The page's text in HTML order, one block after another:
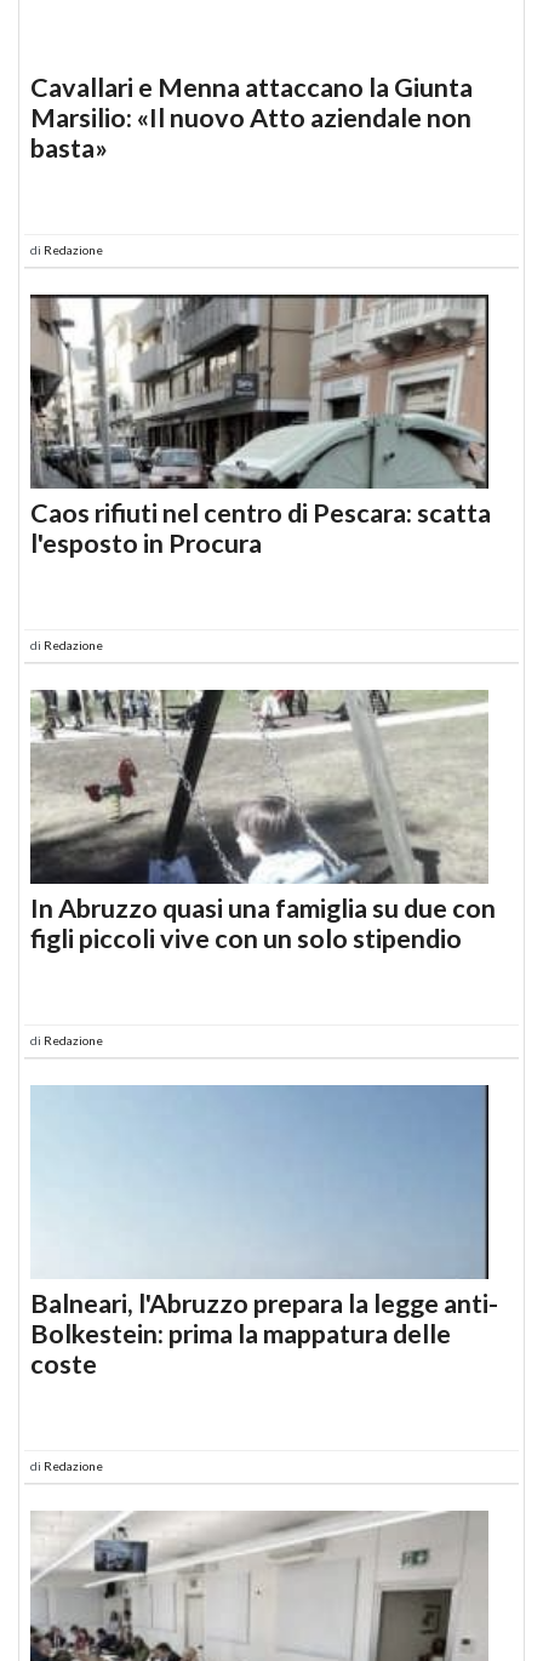
Cavallari e Menna attaccano la Giunta
Marsilio: «Il nuovo Atto aziendale non
basta»
di Redazione
Caos rifiuti nel centro di Pescara: scatta
l'esposto in Procura
di Redazione
In Abruzzo quasi una famiglia su due con
figli piccoli vive con un solo stipendio
di Redazione
Balneari, l'Abruzzo prepara la legge anti-
Bolkestein: prima la mappatura delle
coste
di Redazione